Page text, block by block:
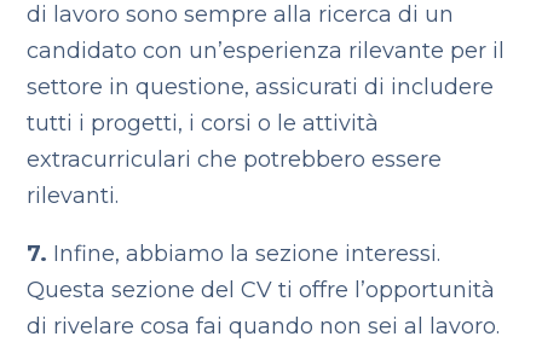
di lavoro sono sempre alla ricerca di un
candidato con un’esperienza rilevante per il
settore in questione, assicurati di includere
tutti i progetti, i corsi o le attività
extracurriculari che potrebbero essere
rilevanti.
7. Infine, abbiamo la sezione interessi.
Questa sezione del CV ti offre l’opportunità
di rivelare cosa fai quando non sei al lavoro.